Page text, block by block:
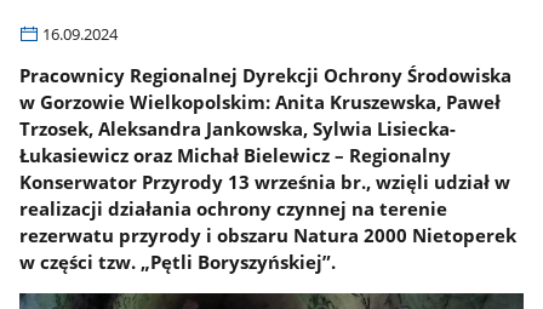
16.09.2024
Pracownicy Regionalnej Dyrekcji Ochrony Środowiska
w Gorzowie Wielkopolskim: Anita Kruszewska, Paweł
Trzosek, Aleksandra Jankowska, Sylwia Lisiecka-
Łukasiewicz oraz Michał Bielewicz – Regionalny
Konserwator Przyrody 13 września br., wzięli udział w
realizacji działania ochrony czynnej na terenie
rezerwatu przyrody i obszaru Natura 2000 Nietoperek
w części tzw. „Pętli Boryszyńskiej”.